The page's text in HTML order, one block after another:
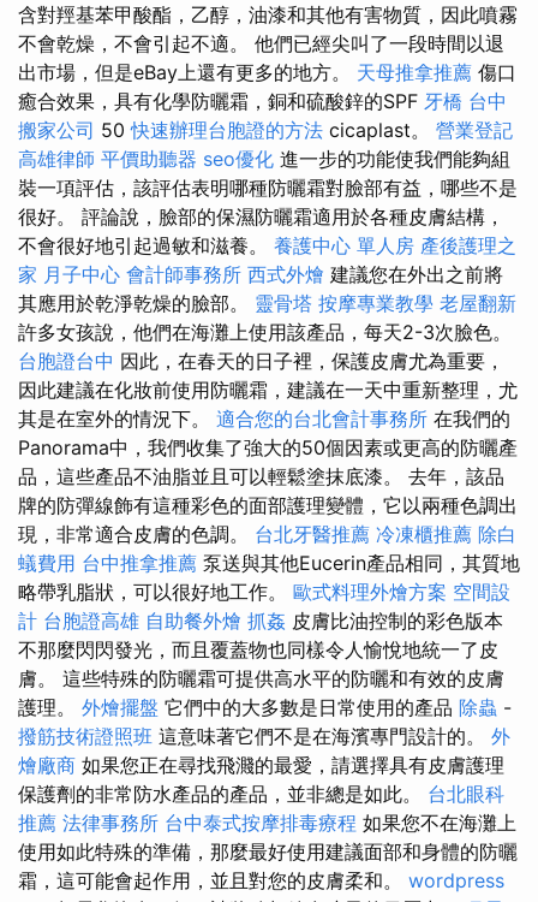
含對羥基苯甲酸酯，乙醇，油漆和其他有害物質，因此噴霧
不會乾燥，不會引起不適。 他們已經尖叫了一段時間以退
出市場，但是eBay上還有更多的地方。 天母推拿推薦 傷口
癒合效果，具有化學防曬霜，銅和硫酸鋅的SPF 牙橋 台中
搬家公司 50快速辦理台胞證的方法 cicaplast。 營業登記
高雄律師 平價助聽器 seo優化 進一步的功能使我們能夠組
裝一項評估，該評估表明哪種防曬霜對臉部有益，哪些不是
很好。 評論說，臉部的保濕防曬霜適用於各種皮膚結構，
不會很好地引起過敏和滋養。 養護中心 單人房 產後護理之
家 月子中心 會計師事務所 西式外燴 建議您在外出之前將
其應用於乾淨乾燥的臉部。 靈骨塔 按摩專業教學 老屋翻新
許多女孩說，他們在海灘上使用該產品，每天2-3次臉色。
台胞證台中 因此，在春天的日子裡，保護皮膚尤為重要，
因此建議在化妝前使用防曬霜，建議在一天中重新整理，尤
其是在室外的情況下。 適合您的台北會計事務所 在我們的
Panorama中，我們收集了強大的50個因素或更高的防曬產
品，這些產品不油脂並且可以輕鬆塗抹底漆。 去年，該品
牌的防彈線飾有這種彩色的面部護理變體，它以兩種色調出
現，非常適合皮膚的色調。 台北牙醫推薦 冷凍櫃推薦 除白
蟻費用 台中推拿推薦 泵送與其他Eucerin產品相同，其質地
略帶乳脂狀，可以很好地工作。 歐式料理外燴方案 空間設
計 台胞證高雄 自助餐外燴 抓姦 皮膚比油控制的彩色版本
不那麼閃閃發光，而且覆蓋物也同樣令人愉悅地統一了皮
膚。 這些特殊的防曬霜可提供高水平的防曬和有效的皮膚
護理。 外燴擺盤 它們中的大多數是日常使用的產品 除蟲 -
撥筋技術證照班 這意味著它們不是在海濱專門設計的。 外
燴廠商 如果您正在尋找飛濺的最愛，請選擇具有皮膚護理
保護劑的非常防水產品的產品，並非總是如此。 台北眼科
推薦 法律事務所 台中泰式按摩排毒療程 如果您不在海灘上
使用如此特殊的準備，那麼最好使用建議面部和身體的防曬
霜，這可能會起作用，並且對您的皮膚柔和。 wordpress